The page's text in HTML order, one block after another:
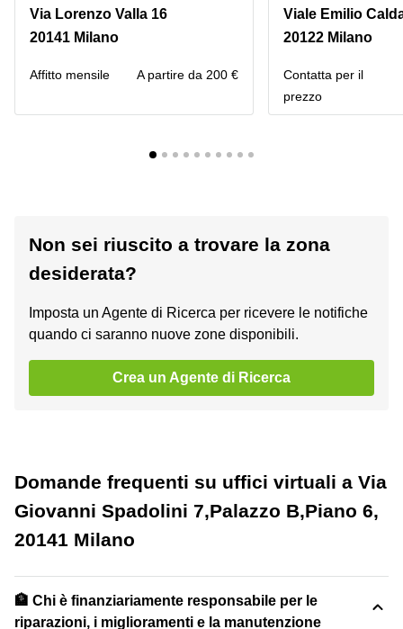
Via Lorenzo Valla 16
20141 Milano
Affitto mensile A partire da 200 €
Viale Emilio
20122 Milano
Сontatta per il
prezzo
Non sei riuscito a trovare la zona
desiderata?
Imposta un Agente di Ricerca per ricevere le notifiche
quando ci saranno nuove zone disponibili.
Crea un Agente di Ricerca
Domande frequenti su uffici virtuali a Via
Giovanni Spadolini 7,Palazzo B,Piano 6,
20141 Milano
🏦 Chi è finanziariamente responsabile per le
riparazioni, i miglioramenti e la manutenzione